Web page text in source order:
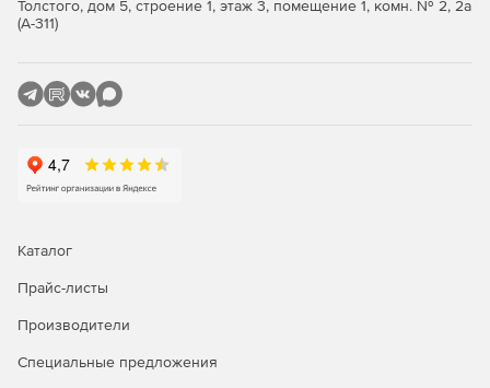
Толстого, дом 5, строение 1, этаж 3, помещение 1, комн. № 2, 2а
(А-311)
Каталог
Прайс-листы
Производители
Специальные предложения